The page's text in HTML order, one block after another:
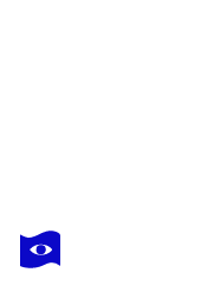
JORDI
MACHÍ